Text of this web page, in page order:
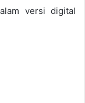
versi digital